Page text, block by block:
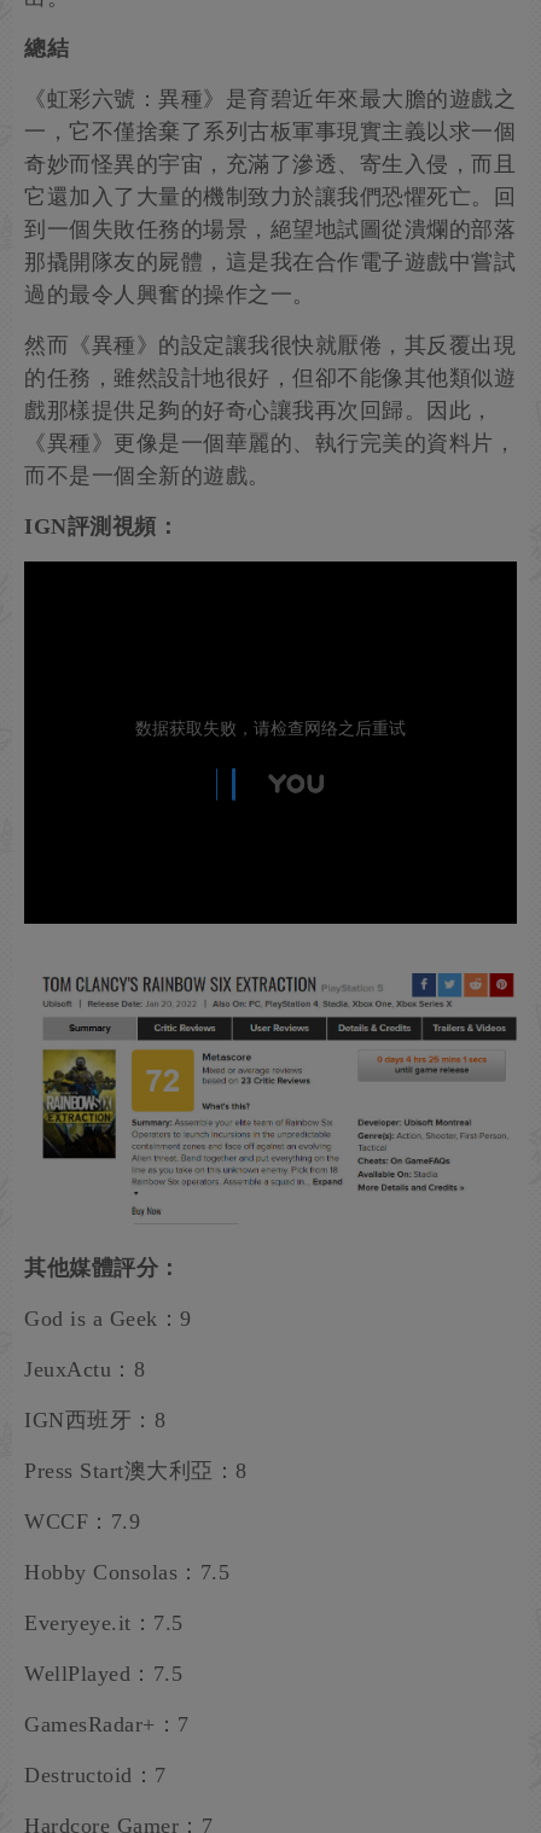
總結
《虹彩六號：異種》是育碧近年來最大膽的遊戲之
一，它不僅捨棄了系列古板軍事現實主義以求一個
奇妙而怪異的宇宙，充滿了滲透、寄生入侵，而且
它還加入了大量的機制致力於讓我們恐懼死亡。回
到一個失敗任務的場景，絕望地試圖從潰爛的部落
那撬開隊友的屍體，這是我在合作電子遊戲中嘗試
過的最令人興奮的操作之一。
然而《異種》的設定讓我很快就厭倦，其反覆出現
的任務，雖然設計地很好，但卻不能像其他類似遊
戲那樣提供足夠的好奇心讓我再次回歸。因此，
《異種》更像是一個華麗的、執行完美的資料片，
而不是一個全新的遊戲。
IGN評測視頻：
其他媒體評分：
God is a Geek：9
JeuxActu：8
IGN西班牙：8
Press Start澳大利亞：8
WCCF：7.9
Hobby Consolas：7.5
Everyeye.it：7.5
WellPlayed：7.5
GamesRadar+：7
Destructoid：7
Hardcore Gamer：7